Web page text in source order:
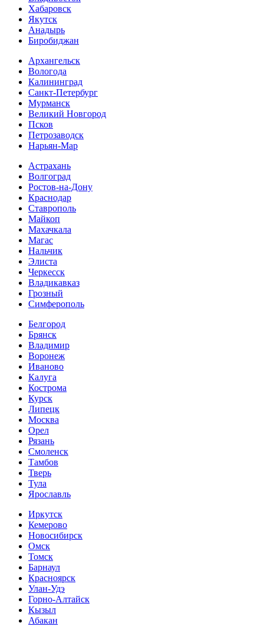
Хабаровск
Якутск
Анадырь
Биробиджан
Архангельск
Вологода
Калининград
Санкт-Петербург
Мурманск
Великий Новгород
Псков
Петрозаводск
Нарьян-Мар
Астрахань
Волгоград
Ростов-на-Дону
Краснодар
Ставрополь
Майкоп
Махачкала
Магас
Нальчик
Элиста
Черкесск
Владикавказ
Грозный
Симферополь
Белгород
Брянск
Владимир
Воронеж
Иваново
Калуга
Кострома
Курск
Липецк
Москва
Орел
Рязань
Смоленск
Тамбов
Тверь
Тула
Ярославль
Иркутск
Кемерово
Новосибирск
Омск
Томск
Барнаул
Красноярск
Улан-Удэ
Горно-Алтайск
Кызыл
Абакан